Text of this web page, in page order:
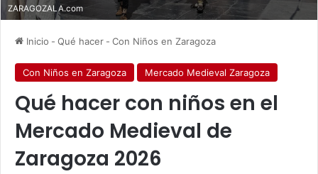
ZARAGOZALA.com
Inicio - Qué hacer - Con Niños en Zaragoza
Con Niños en Zaragoza Mercado Medieval Zaragoza
Qué hacer con niños en el
Mercado Medieval de
Zaragoza 2026